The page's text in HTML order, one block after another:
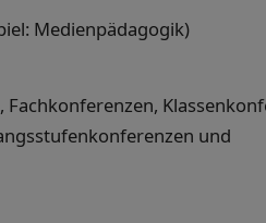
Medienpädagogik)
und